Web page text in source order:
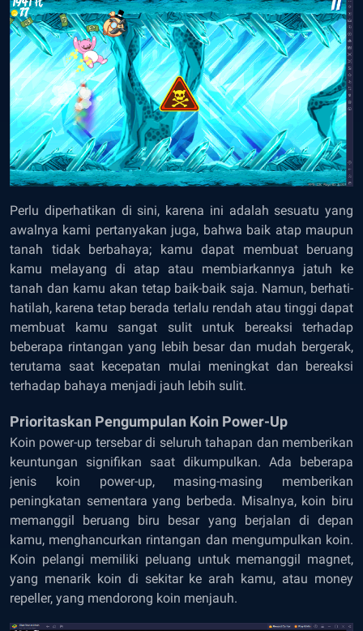
Perlu diperhatikan di sini, karena ini adalah sesuatu yang
awalnya kami pertanyakan juga, bahwa baik atap maupun
tanah tidak berbahaya; kamu dapat membuat beruang
kamu melayang di atap atau membiarkannya jatuh ke
tanah dan kamu akan tetap baik-baik saja. Namun, berhati-
hatilah, karena tetap berada terlalu rendah atau tinggi dapat
membuat kamu sangat sulit untuk bereaksi terhadap
beberapa rintangan yang lebih besar dan mudah bergerak,
terutama saat kecepatan mulai meningkat dan bereaksi
terhadap bahaya menjadi jauh lebih sulit.
Prioritaskan Pengumpulan Koin Power-Up
Koin power-up tersebar di seluruh tahapan dan memberikan
keuntungan signifikan saat dikumpulkan. Ada beberapa
jenis koin power-up, masing-masing memberikan
peningkatan sementara yang berbeda. Misalnya, koin biru
memanggil beruang biru besar yang berjalan di depan
kamu, menghancurkan rintangan dan mengumpulkan koin.
Koin pelangi memiliki peluang untuk memanggil magnet,
yang menarik koin di sekitar ke arah kamu, atau money
repeller, yang mendorong koin menjauh.